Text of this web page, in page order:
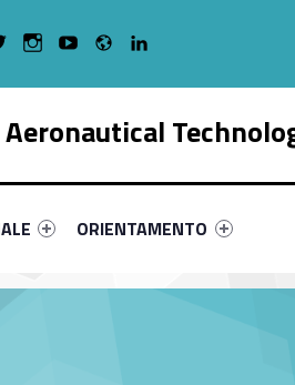
51menu-primary-64816-58
Link identifier #link-menu-
ORIENTAMENTO
on Facebook
WebMan on TwitterWebMan on Instagram
WebMan on Youtube
Radio